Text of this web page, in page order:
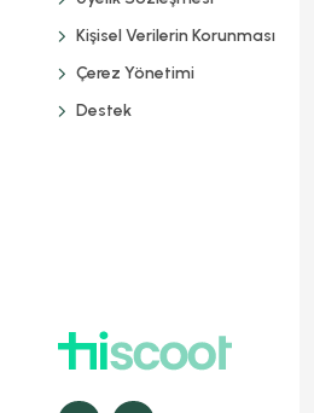
Kişisel Verilerin Korunması
Çerez Yönetimi
Destek